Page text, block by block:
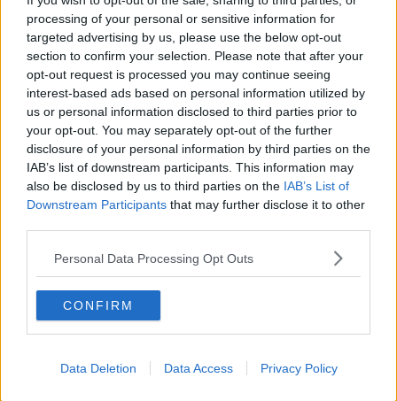
processing of your personal or sensitive information for
targeted advertising by us, please use the below opt-out
section to confirm your selection. Please note that after your
opt-out request is processed you may continue seeing
interest-based ads based on personal information utilized by
us or personal information disclosed to third parties prior to
your opt-out. You may separately opt-out of the further
disclosure of your personal information by third parties on the
IAB’s list of downstream participants. This information may
also be disclosed by us to third parties on the IAB’s List of
Downstream Participants that may further disclose it to other
Personal Data Processing Opt Outs
CONFIRM
Data Deletion Data Access Privacy Policy
Ordner – überprüfe ihn daher bitte ebenfalls.
Alle wichtigen News, Ergebnisse und
Rennvorschauen – täglich kompakt per E-
Mail.
Abonnieren
Pascal Michiels
SEO-Manager, Sportjournalist und Editor-in-chief
In meiner Nachbarschaft wuchs man mit der Tour de
France auf. Sie war überall – es waren die letzten großen
Jahre von Eddy Merckx. Wir waren Kinder, trugen Trikots
und spielten die gesamte Rundfahrt nach. Zwei Brücken
wurden zu unseren „Bergen“, und wir rasten über
Straßen, als Autos noch nicht den Ton angaben. Mit 13
Jahren war mein Herz endgültig dem Radsport verfallen.
In einem Urlaub in Frankreich durfte ich nach langem
Drängen eine echte Bergetappe fahren – mit meinem